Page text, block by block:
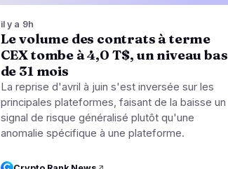
il y a 9h
Le volume des contrats à terme
CEX tombe à 4,0 T$, un niveau bas
de 31 mois
La reprise d'avril à juin s'est inversée sur les
principales plateformes, faisant de la baisse un
signal de risque généralisé plutôt qu'une
anomalie spécifique à une plateforme.